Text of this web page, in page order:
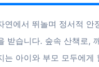
연에서 뛰놀며 정서적 안
받습니다. 숲속 산책로,
는 아이와 부모 모두에게